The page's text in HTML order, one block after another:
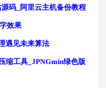
码_阿里云主机备份教程
效果
遇见未来算法
缩工具_JPNGmin绿色版